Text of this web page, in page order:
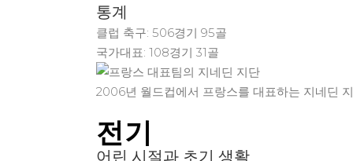
통계
클럽 축구: 506경기 95골
국가대표: 108경기 31골
2006년 월드컵에서 프랑스를 대표하는 지네딘
전기
어린 시절과 초기 생활